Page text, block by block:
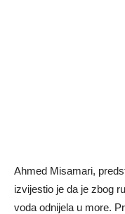
Ahmed Misamari,
izvijestio je da je zbog
voda odnijela u more.